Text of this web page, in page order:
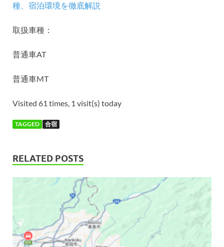
種、宿泊環境を徹底解説
取扱車種：
普通車AT
普通車MT
Visited 61 times, 1 visit(s) today
TAGGED 合宿
RELATED POSTS